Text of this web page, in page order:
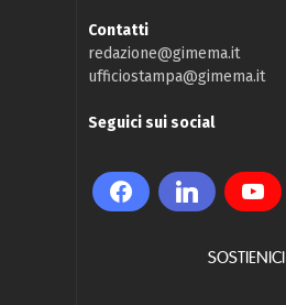
Contatti
redazione@gimema.it
ufficiostampa@gimema.it
Seguici sui social
SOSTIENICI